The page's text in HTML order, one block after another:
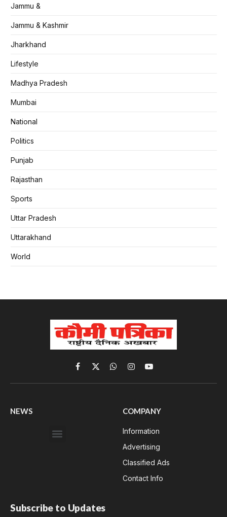
Jammu &
Jammu & Kashmir
Jharkhand
Lifestyle
Madhya Pradesh
Mumbai
National
Politics
Punjab
Rajasthan
Sports
Uttar Pradesh
Uttarakhand
World
Facebook
X
(Twitter)
WhatsApp
InstagramYouTube
NEWS COMPANY
Information
Advertising
Classified Ads
Contact Info
Subscribe to Updates